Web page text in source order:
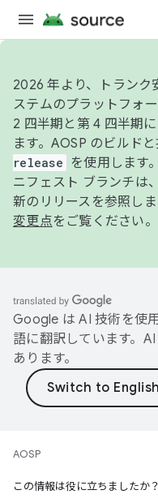
2026 年より、トランク
ステムのプラットフォ
2 四半期と第 4 四半期
ます。AOSP のビルドと
release
を使用します。
ニフェスト ブランチは
新のリリースを参照し
変更点をご覧ください。
Google は AI 技術を使
語に翻訳しています。
あります。
AOSP
この情報は役に立ちましたか？